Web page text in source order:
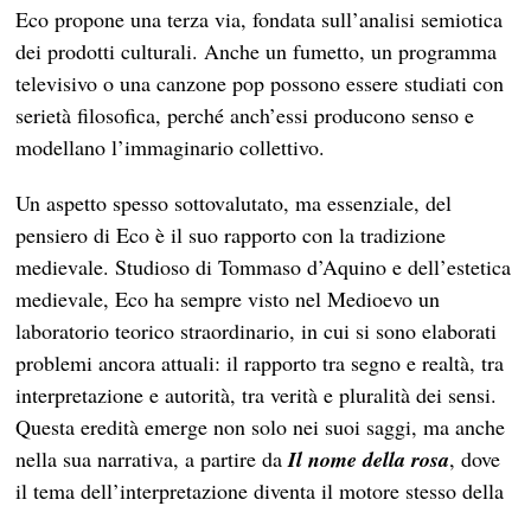
Eco propone una terza via, fondata sull’analisi semiotica
dei prodotti culturali. Anche un fumetto, un programma
televisivo o una canzone pop possono essere studiati con
serietà filosofica, perché anch’essi producono senso e
modellano l’immaginario collettivo.
Un aspetto spesso sottovalutato, ma essenziale, del
pensiero di Eco è il suo rapporto con la tradizione
medievale. Studioso di Tommaso d’Aquino e dell’estetica
medievale, Eco ha sempre visto nel Medioevo un
laboratorio teorico straordinario, in cui si sono elaborati
problemi ancora attuali: il rapporto tra segno e realtà, tra
interpretazione e autorità, tra verità e pluralità dei sensi.
Questa eredità emerge non solo nei suoi saggi, ma anche
nella sua narrativa, a partire daIl nome della rosa, dove
il tema dell’interpretazione diventa il motore stesso della